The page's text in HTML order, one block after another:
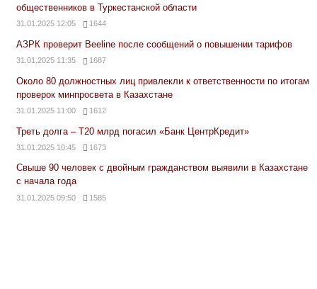
общественников в Туркестанской области
31.01.2025 12:05 1644
АЗРК проверит Beeline после сообщений о повышении тарифов
31.01.2025 11:35 1687
Около 80 должностных лиц привлекли к ответственности по итогам
проверок минпросвета в Казахстане
31.01.2025 11:00 1612
Треть долга – Т20 млрд погасил «Банк ЦентрКредит»
31.01.2025 10:45 1673
Свыше 90 человек с двойным гражданством выявили в Казахстане
с начала года
31.01.2025 09:50 1585